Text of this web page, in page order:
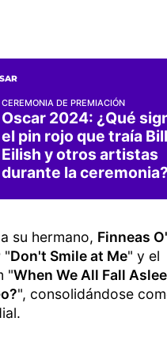
CEREMONIA DE PREMIACIÓN
Oscar 2024: ¿Qué
el pin rojo que traía
Eilish y otros artistas
durante la ceremonia?
su hermano, Finneas
"Don't Smile at Me" y el
"When We All Fall
", consolidándose